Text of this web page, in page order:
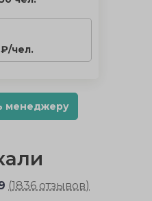
чел.
менеджеру
(1836 отзывов)